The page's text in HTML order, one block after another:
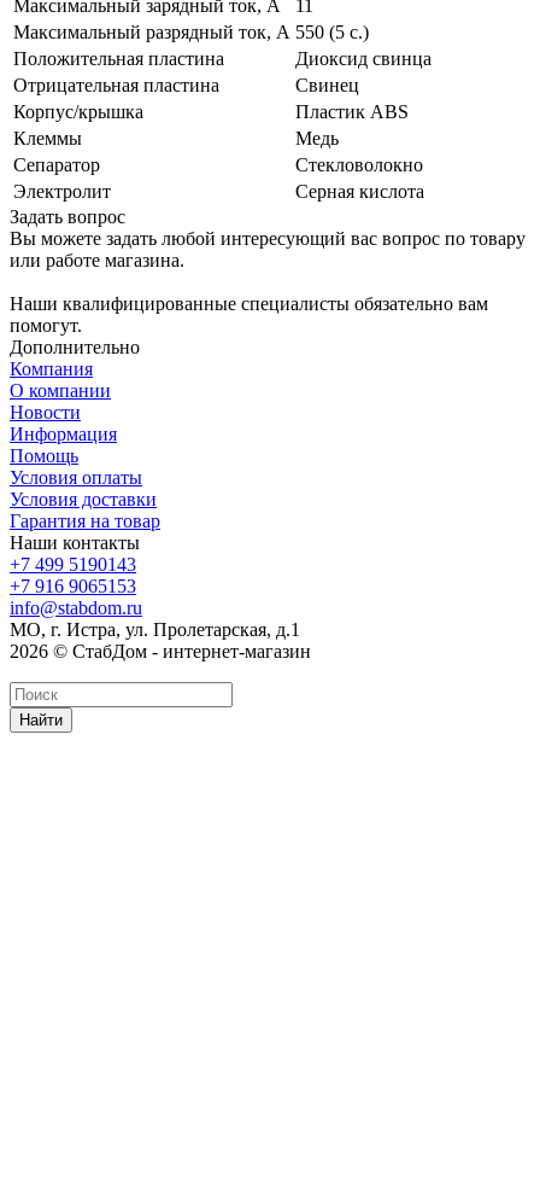
Максимальный зарядный ток, А
11
Максимальный разрядный ток, А 550 (5 с.)
Положительная пластина
Диоксид свинца
Отрицательная пластина
Свинец
Корпус/крышка
Пластик ABS
Клеммы
Медь
Сепаратор
Стекловолокно
Электролит
Cерная кислота
Задать вопрос
Вы можете задать любой интересующий вас вопрос по товару
или работе магазина.
Наши квалифицированные специалисты обязательно вам
помогут.
Дополнительно
Компания
О компании
Новости
Информация
Помощь
Условия оплаты
Условия доставки
Гарантия на товар
Наши контакты
+7 499 5190143
+7 916 9065153
info@stabdom.ru
МО, г. Истра, ул. Пролетарская, д.1
2026 © СтабДом - интернет-магазин
Найти